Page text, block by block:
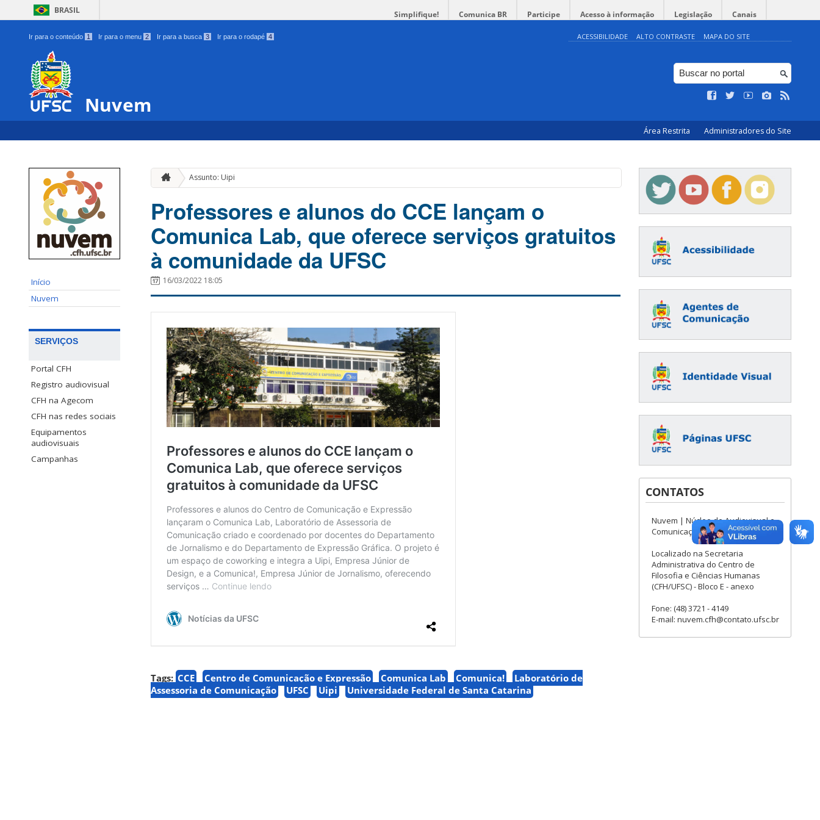
BRASIL Simplifique! Comunica BR Participe Acesso à informação Legislação Canais
Ir para o conteúdo 1 Ir para o menu 2 Ir para a busca 3 Ir para o rodapé 4 ACESSIBILIDADE ALTO CONTRASTE MAPA DO SITE
Nuvem
Área Restrita Administradores do Site
Início
Nuvem
SERVIÇOS
Portal CFH
Registro audiovisual
CFH na Agecom
CFH nas redes sociais
Equipamentos
audiovisuais
Campanhas
Assunto: Uipi
Professores e alunos do CCE lançam o
Comunica Lab, que oferece serviços gratuitos
à comunidade da UFSC
16/03/2022 18:05
Tags: CCE Centro de Comunicação e Expressão Comunica Lab Comunica!
Laboratório de
Assessoria de Comunicação
UFSC Uipi Universidade Federal de Santa Catarina
CONTATOS
Nuvem | Núcleo de Audiovisual e
Comunicação
Localizado na Secretaria
Administrativa do Centro de
Filosofia e Ciências Humanas
(CFH/UFSC) - Bloco E - anexo
Fone: (48) 3721 - 4149
E-mail: nuvem.cfh@contato.ufsc.br